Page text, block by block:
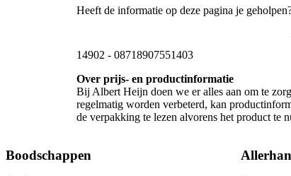
Heeft de informatie op deze pagina je
14902 - 08718907551403
Over prijs- en productinformatie
Bij Albert Heijn doen we er alles aan om te
regelmatig worden verbeterd, kan
de verpakking te lezen alvorens het product te
Boodschappen